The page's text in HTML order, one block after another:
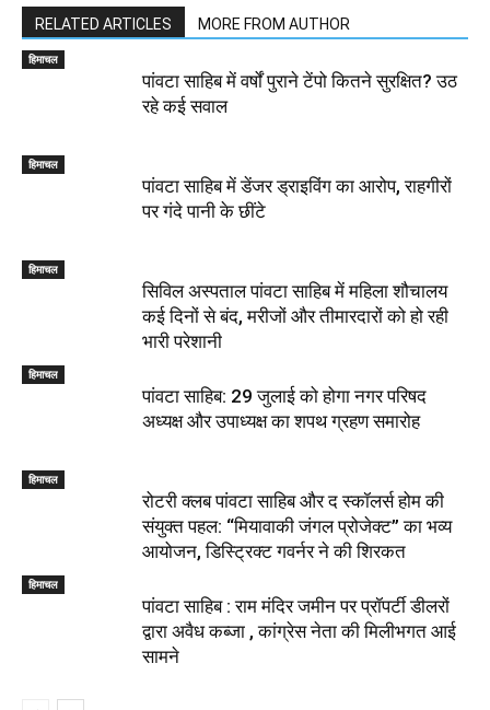
RELATED ARTICLES MORE FROM AUTHOR
हिमाचल
पांवटा साहिब में वर्षों पुराने टेंपो कितने सुरक्षित? उठ
रहे कई सवाल
हिमाचल
पांवटा साहिब में डेंजर ड्राइविंग का आरोप, राहगीरों
पर गंदे पानी के छींटे
हिमाचल
सिविल अस्पताल पांवटा साहिब में महिला शौचालय
कई दिनों से बंद, मरीजों और तीमारदारों को हो रही
भारी परेशानी
हिमाचल
पांवटा साहिब: 29 जुलाई को होगा नगर परिषद
अध्यक्ष और उपाध्यक्ष का शपथ ग्रहण समारोह
हिमाचल
​रोटरी क्लब पांवटा साहिब और द स्कॉलर्स होम की
संयुक्त पहल: “मियावाकी जंगल प्रोजेक्ट” का भव्य
आयोजन, डिस्ट्रिक्ट गवर्नर ने की शिरकत
हिमाचल
पांवटा साहिब : राम मंदिर जमीन पर प्रॉपर्टी डीलरों
द्वारा अवैध कब्जा , कांग्रेस नेता की मिलीभगत आई
सामने